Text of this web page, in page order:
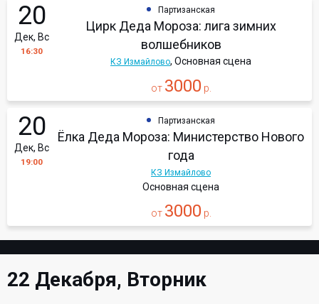
20
Дек, Вс
16:30
Партизанская
Цирк Деда Мороза: лига зимних
волшебников
КЗ Измайлово, Основная сцена
от 3000 р.
20
Дек, Вс
19:00
Партизанская
Ёлка Деда Мороза: Министерство Нового
года
КЗ Измайлово
Основная сцена
от 3000 р.
22 Декабря, Вторник